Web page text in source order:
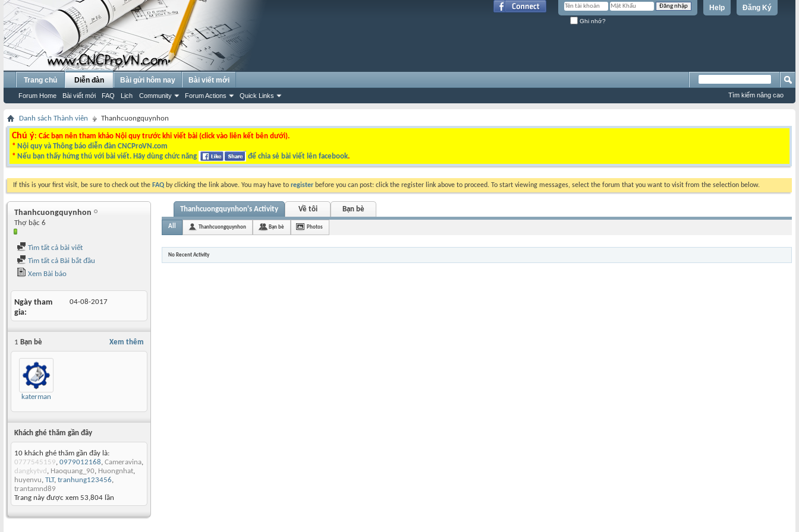
Đăng Ký
Help
Ghi nhớ?
Trang chủ Diễn đàn
Forum Home Bài viết mới FAQ Lịch Community Forum Actions Quick Links
Bài gửi hôm nay Bài viết mới
Tìm kiếm nâng cao
Danh sách Thành viên Thanhcuongquynhon
Chú ý: Các bạn nên tham khảo Nội quy trước khi viết bài (click vào liên kết bên dưới).
* Nội quy và Thông báo diễn đàn CNCProVN.com
* Nếu bạn thấy hứng thú với bài viết. Hãy dùng chức năng để chia sẻ bài viết lên facebook.
If this is your first visit, be sure to check out the FAQ by clicking the link above. You may have to register before you can post: click the register link above to proceed. To start viewing messages, select the forum that you want to visit from the selection below.
Thanhcuongquynhon
Thợ bậc 6
Tìm tất cả bài viết
Tìm tất cả Bài bắt đầu
Xem Bài báo
Ngày tham
gia
04-08-2017
Xem thêm
1 Bạn bè
katerman
Khách ghé thăm gần đây
10 khách ghé thăm gần đây là:
0777545159, 0979012168, Cameravina,
dangkytvd , Haoquang_90, Huongnhat,
huyenvu, TLT, tranhung123456,
trantamnd89
Trang này được xem 53,804 lần
Thanhcuongquynhon's Activity Về tôi Bạn bè
All Thanhcuongquynhon Bạn bè Photos
No Recent Activity